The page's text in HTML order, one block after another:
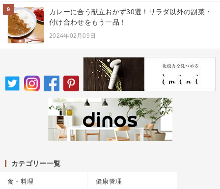
9
カレーに合う献立おかず30選！サラダ以外の副菜・
付け合わせをもう一品！
2024年02月09日
カテゴリー一覧
食・料理 健康管理